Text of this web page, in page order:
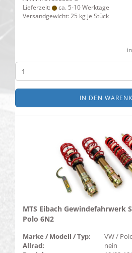
Lieferzeit:
ca. 5-10 Werktage
Versandgewicht:25 kg je Stück
IN DEN
MTS Eibach Gewindefahrwerk
Polo 6N2
Marke / Modell / Typ:
VW /
Allrad:
nein